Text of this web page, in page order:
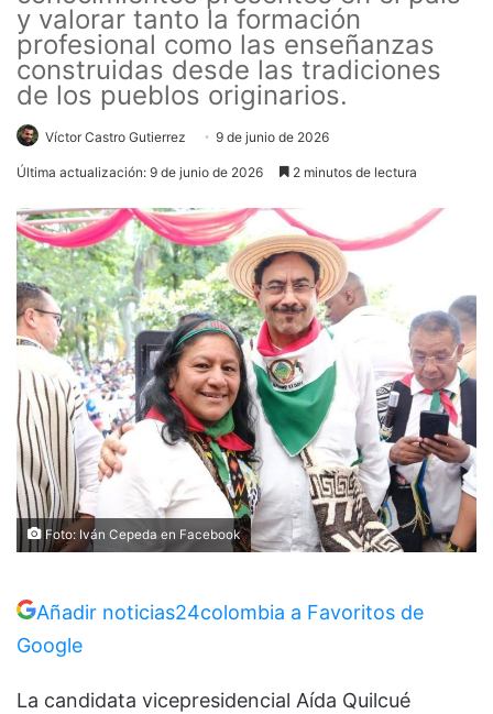
y valorar tanto la formación
profesional como las enseñanzas
construidas desde las tradiciones
de los pueblos originarios.
Víctor Castro Gutierrez 9 de junio de 2026
Última actualización: 9 de junio de 2026 2 minutos de lectura
Foto: Iván Cepeda en Facebook
Añadir noticias24colombia a Favoritos de
Google
La candidata vicepresidencial Aída Quilcué